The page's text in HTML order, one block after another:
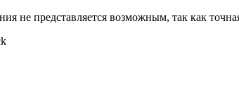
не представляется возможным, так как